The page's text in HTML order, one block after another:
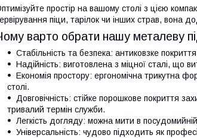
простір на вашому столі з цією
піци, тарілок чи інших страв, вона
варто обрати нашу металеву
Стабільність та безпека: антиковзке
Надійність: виготовлена з міцної сталі, що
Економія простору: ергономічна трикутна
столі.
Довговічність: стійке порошкове покриття
тривалий термін служби.
Легкість догляду: можна мити в
Універсальність: чудово підходить як